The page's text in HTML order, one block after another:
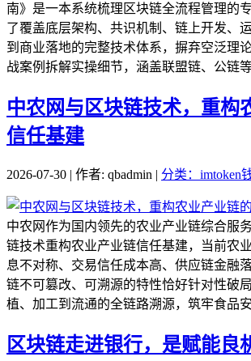
南》是一本系统梳理区块链全流程管理的
了覆盖底层架构、共识机制、链上开发、
到商业落地的完整技术体系，摒弃空泛理
战案例拆解实操细节，涵盖联盟链、公链
中农网与区块链技术，重构
信任基建
2026-07-30 | 作者: qbadmin | 分类：imtoken
中农网作为国内领先的农业产业链综合服
链技术重构农业产业链信任基建，当前农
息不对称、交易信任成本高、供应链金融
链不可篡改、可溯源的特性恰好针对性破
植、加工到流通的全链路溯源，筑牢食品
区块链走进银行，是赋能良